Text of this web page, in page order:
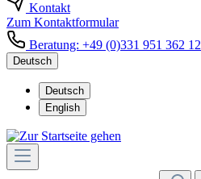
Kontakt
Zum Kontaktformular
Beratung: +49 (0)331 951 362 12
Deutsch
Deutsch
English